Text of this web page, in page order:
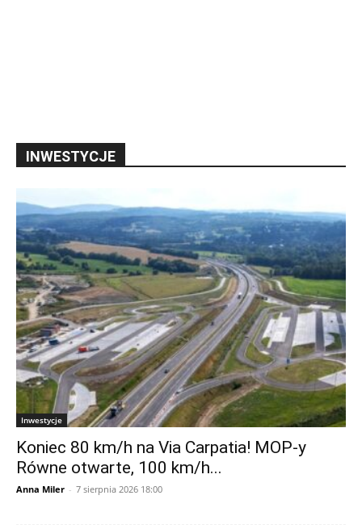
INWESTYCJE
Inwestycje
Koniec 80 km/h na Via Carpatia! MOP-y
Równe otwarte, 100 km/h...
Anna Miler - 7 sierpnia 2026 18:00